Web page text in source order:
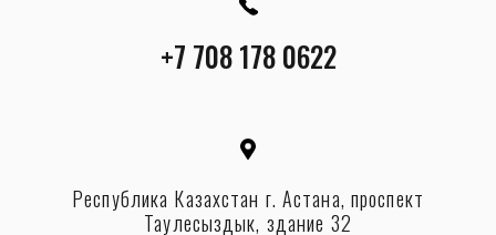
+7 708 178 0622
Республика Казахстан г. Астана, проспект
Таулесыздык, здание 32